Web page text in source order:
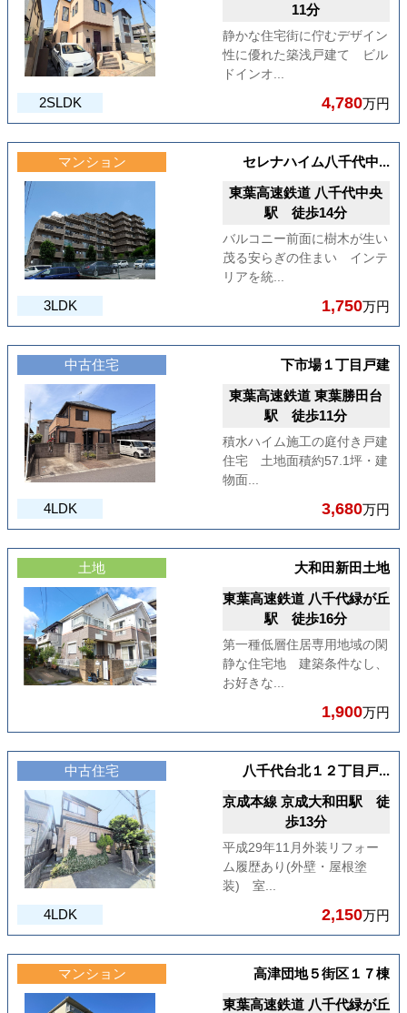
11分
静かな住宅街に佇むデザイン
性に優れた築浅戸建て ビル
ドインオ...
2SLDK 4,780万円
マンション
セレナハイム八千代中...
東葉高速鉄道 八千代中央
駅 徒歩14分
バルコニー前面に樹木が生い
茂る安らぎの住まい インテ
リアを統...
3LDK 1,750万円
中古住宅
下市場１丁目戸建
東葉高速鉄道 東葉勝田台
駅 徒歩11分
積水ハイム施工の庭付き戸建
住宅 土地面積約57.1坪・建
物面...
4LDK 3,680万円
土地
大和田新田土地
東葉高速鉄道 八千代緑が丘
駅 徒歩16分
第一種低層住居専用地域の閑
静な住宅地 建築条件なし、
お好きな...
1,900万円
中古住宅
八千代台北１２丁目戸...
京成本線 京成大和田駅 徒
歩13分
平成29年11月外装リフォー
ム履歴あり(外壁・屋根塗
装) 室...
4LDK 2,150万円
マンション
高津団地５街区１７棟
東葉高速鉄道 八千代緑が丘